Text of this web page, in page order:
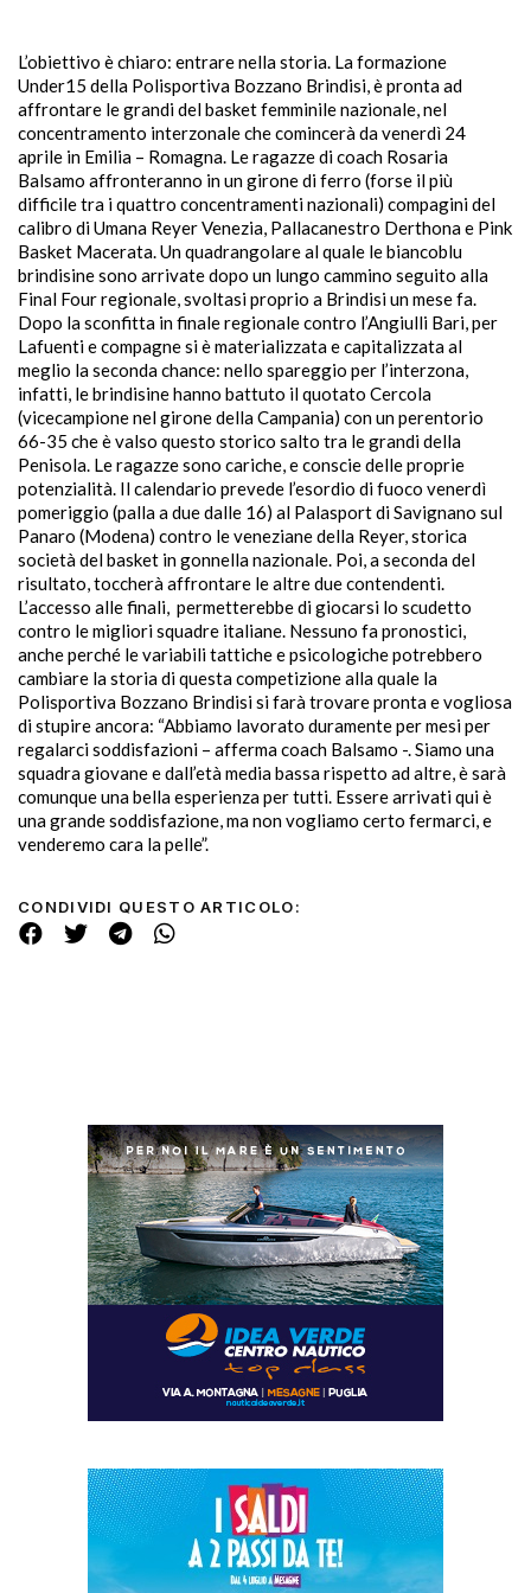
L’obiettivo è chiaro: entrare nella storia. La formazione
Under15 della Polisportiva Bozzano Brindisi, è pronta ad
affrontare le grandi del basket femminile nazionale, nel
concentramento interzonale che comincerà da venerdì 24
aprile in Emilia – Romagna. Le ragazze di coach Rosaria
Balsamo affronteranno in un girone di ferro (forse il più
difficile tra i quattro concentramenti nazionali) compagini del
calibro di Umana Reyer Venezia, Pallacanestro Derthona e Pink
Basket Macerata. Un quadrangolare al quale le biancoblu
brindisine sono arrivate dopo un lungo cammino seguito alla
Final Four regionale, svoltasi proprio a Brindisi un mese fa.
Dopo la sconfitta in finale regionale contro l’Angiulli Bari, per
Lafuenti e compagne si è materializzata e capitalizzata al
meglio la seconda chance: nello spareggio per l’interzona,
infatti, le brindisine hanno battuto il quotato Cercola
(vicecampione nel girone della Campania) con un perentorio
66-35 che è valso questo storico salto tra le grandi della
Penisola. Le ragazze sono cariche, e conscie delle proprie
potenzialità. Il calendario prevede l’esordio di fuoco venerdì
pomeriggio (palla a due dalle 16) al Palasport di Savignano sul
Panaro (Modena) contro le veneziane della Reyer, storica
società del basket in gonnella nazionale. Poi, a seconda del
risultato, toccherà affrontare le altre due contendenti.
L’accesso alle finali, permetterebbe di giocarsi lo scudetto
contro le migliori squadre italiane. Nessuno fa pronostici,
anche perché le variabili tattiche e psicologiche potrebbero
cambiare la storia di questa competizione alla quale la
Polisportiva Bozzano Brindisi si farà trovare pronta e vogliosa
di stupire ancora: “Abbiamo lavorato duramente per mesi per
regalarci soddisfazioni – afferma coach Balsamo -. Siamo una
squadra giovane e dall’età media bassa rispetto ad altre, è sarà
comunque una bella esperienza per tutti. Essere arrivati qui è
una grande soddisfazione, ma non vogliamo certo fermarci, e
venderemo cara la pelle”.
CONDIVIDI QUESTO ARTICOLO: